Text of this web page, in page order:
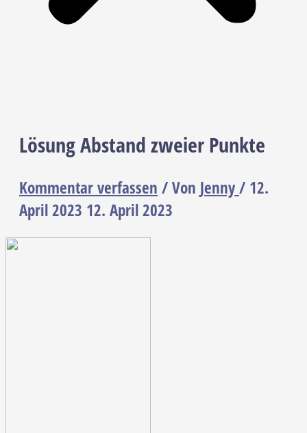
Lösung Abstand zweier Punkte
Kommentar verfassen / Von Jenny/ 12.
April 2023 12. April 2023